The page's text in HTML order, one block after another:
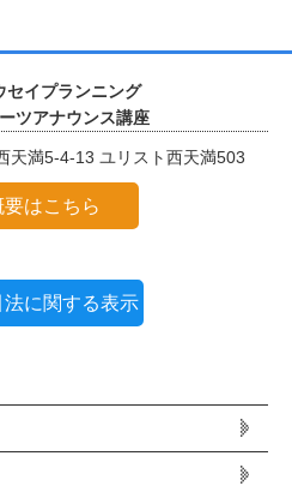
セイプランニング
ツアナウンス講座
満5-4-13 ユリスト西天満503
はこちら
に関する表示